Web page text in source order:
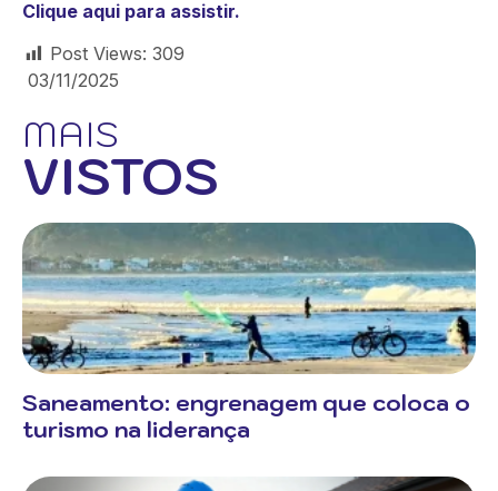
Clique aqui para assistir.
Post Views: 309
03/11/2025
MAIS
VISTOS
Saneamento: engrenagem que coloca o
turismo na liderança